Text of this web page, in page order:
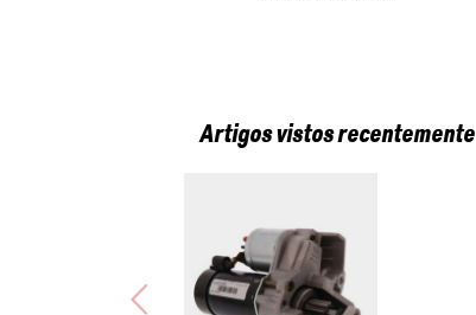
Artigos vistos recentemente